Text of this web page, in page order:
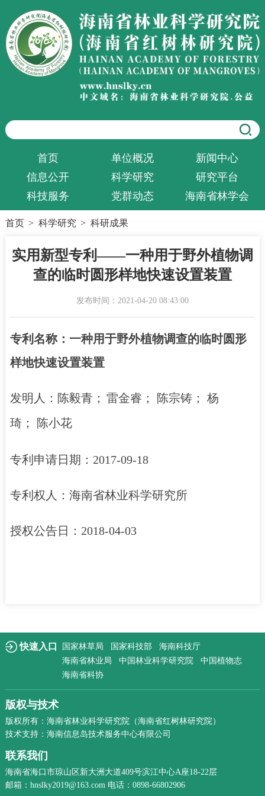
首页 单位概况
新闻中心
信息公开
科学研究
研究平台
科技服务
党群动态 海南省林学会
首页 > 科学研究 > 科研成果
实用新型专利——一种用于野外植物调
查的临时圆形样地快速设置装置
发布时间：2021-04-20 08:43:00
专利名称： 一种用于野外植物调查的临时圆形
样地快速设置装置
发明人： 陈毅青； 雷金睿； 陈宗铸； 杨
琦；
陈小花
专利申请日期：2017-09-18
专利权人：海南省林业科学研究所
授权公告日：2018-04-03
快速入口 国家林草局 国家科技部
海南科技厅
海南省林业局
中国林业科学研究院
中国植物志
海南省科协
版权与技术
版权所有：海南省林业科学研究院（海南省红树林研究院）
技术支持：海南信息岛技术服务中心有限公司
联系我们
海南省海口市琼山区新大洲大道409号滨江中心A座18-22层
邮箱：hnslky2019@163.com 电话：0898-66802906